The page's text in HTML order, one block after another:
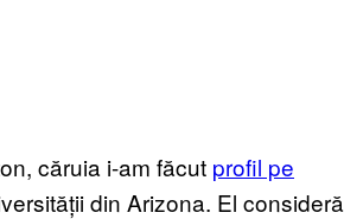
căruia i-am făcut profil pe
din Arizona. El consideră